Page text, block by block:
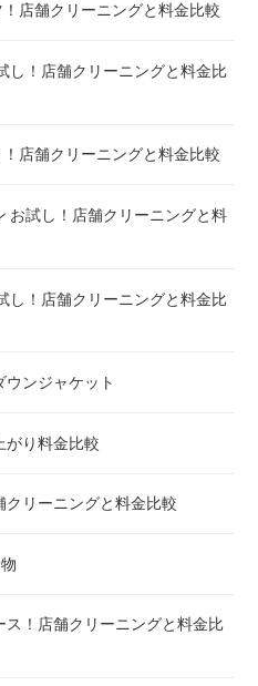
比較
! 料金 比較
団 ! 値段 比較
・大阪・福岡
ーニング ! どこがいい
リー ! ドラム式におすすめは
! 効果と危険性
ニング ! 料金ランキング
! 料金比較
店舗クリーニングと料金比較
し！店舗クリーニングと料金比
店舗クリーニングと料金比較
お試し！店舗クリーニングと料
し！店舗クリーニングと料金比
ンジャケット
がり料金比較
リーニングと料金比較
！店舗クリーニングと料金比